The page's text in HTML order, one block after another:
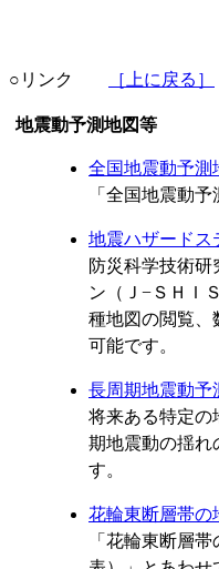
○リンク ［上に戻る］
震動予測地図等
全国地震動予測
「全国地震動
地震ハザードス
防災科学技術研
ン（Ｊ−ＳＨＩ
種地図の閲覧、
可能です。
長周期地震動予
将来ある特定の
期地震動の揺れ
す。
花輪東断層帯の
「花輪東断層